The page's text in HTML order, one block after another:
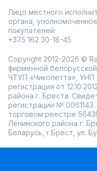
Лицо местного
органа,
покупателей:
+375 162 30-18-45
Copyright 2012-2026 ©
фирменной
ЧТУП «Чиколетта», УНП
регистрация от
района г. Бреста.
регистрации №
торговом реестре
Ленинского района г.
Беларусь, г.Брест, ул.